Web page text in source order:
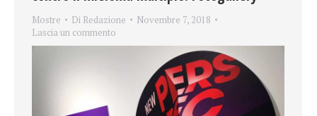
Mostre Di Redazione
Novembre 7, 2018
Lascia un commento